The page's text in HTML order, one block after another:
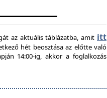
az aktuális táblázatba, amit itt
hét beosztása az előtte való
14:00-ig, akkor a foglalkozás